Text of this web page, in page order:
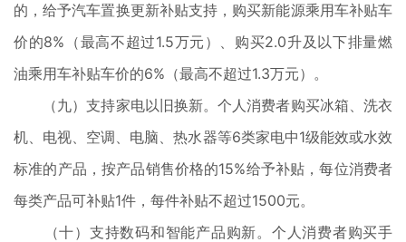
的，给予汽车置换更新补贴支持，购买新能源乘用车补贴车
价的8%（最高不超过1.5万元）、购买2.0升及以下排量燃
油乘用车补贴车价的6%（最高不超过1.3万元）。
（九）支持家电以旧换新。个人消费者购买冰箱、洗衣
机、电视、空调、电脑、热水器等6类家电中1级能效或水效
标准的产品，按产品销售价格的15%给予补贴，每位消费者
每类产品可补贴1件，每件补贴不超过1500元。
（十）支持数码和智能产品购新。个人消费者购买手